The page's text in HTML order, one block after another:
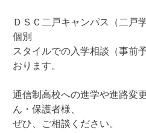
ＤＳＣ二戸キャンパス（二戸
個別
スタイルでの入学相談（事前
おります。
通信制高校への進学や進路変
ん・保護者様、
ぜひ、ご相談ください。